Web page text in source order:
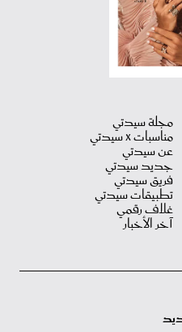
مجلة سيدتي
مناسبات X سيدتي
عن سيدتي
جديد سيدتي
فريق سيدتي
تطبيقات سيدتي
غلاف رقمي
آخر الأخبار